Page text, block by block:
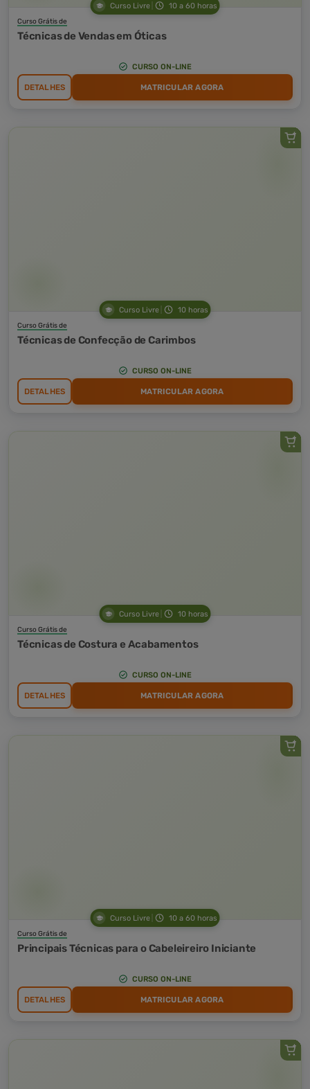
Curso Livre 10 a 60 horas
Curso Grátis de
Técnicas de Vendas em Óticas
CURSO ON-LINE
DETALHES MATRICULAR AGORA
Curso Livre 10 horas
Curso Grátis de
Técnicas de Confecção de Carimbos
CURSO ON-LINE
DETALHES MATRICULAR AGORA
Curso Livre 10 horas
Curso Grátis de
Técnicas de Costura e Acabamentos
CURSO ON-LINE
DETALHES MATRICULAR AGORA
Curso Livre 10 a 60 horas
Curso Grátis de
Principais Técnicas para o Cabeleireiro Iniciante
CURSO ON-LINE
DETALHES MATRICULAR AGORA